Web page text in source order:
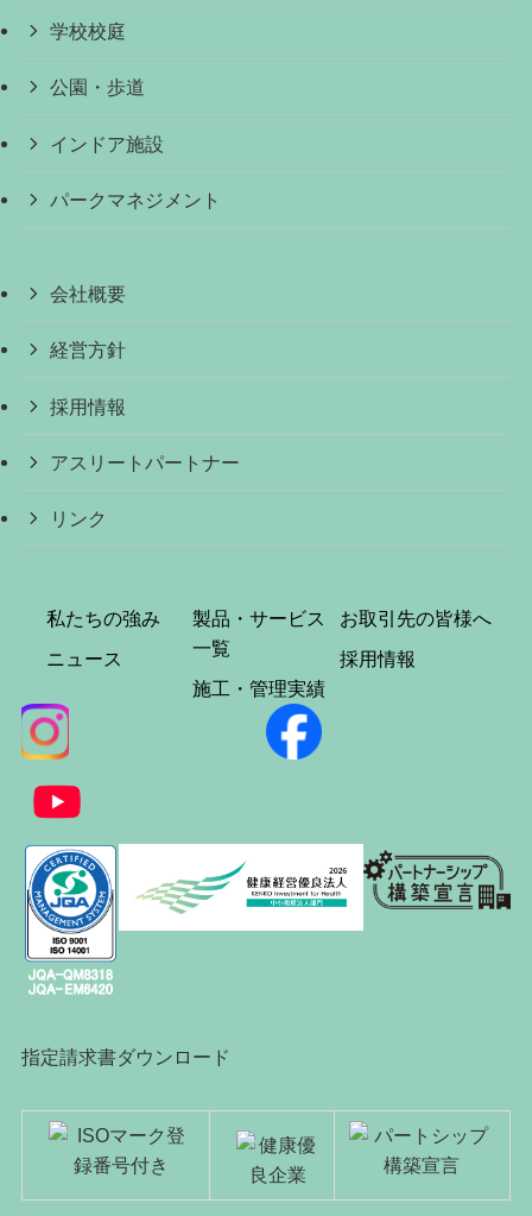
学校校庭
公園・歩道
インドア施設
パークマネジメント
会社概要
経営方針
採用情報
アスリートパートナー
リンク
私たちの強み
ニュース
製品・サービス
一覧
施工・管理実績
お取引先の皆様へ
採用情報
指定請求書ダウンロード